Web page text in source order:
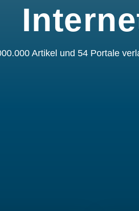
Artikel und 54 Portale